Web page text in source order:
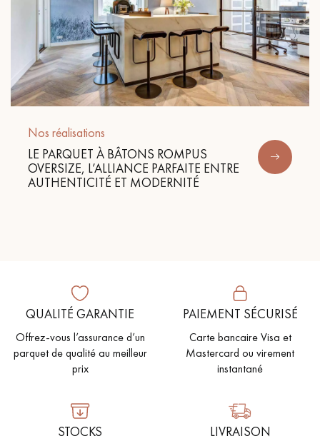
Nos réalisations
LE PARQUET À BÂTONS ROMPUS
OVERSIZE, L’ALLIANCE PARFAITE ENTRE
AUTHENTICITÉ ET MODERNITÉ
QUALITÉ GARANTIE
Offrez-vous l’assurance d’un
parquet de qualité au meilleur
prix
PAIEMENT SÉCURISÉ
Carte bancaire Visa et
Mastercard ou virement
instantané
STOCKS LIVRAISON